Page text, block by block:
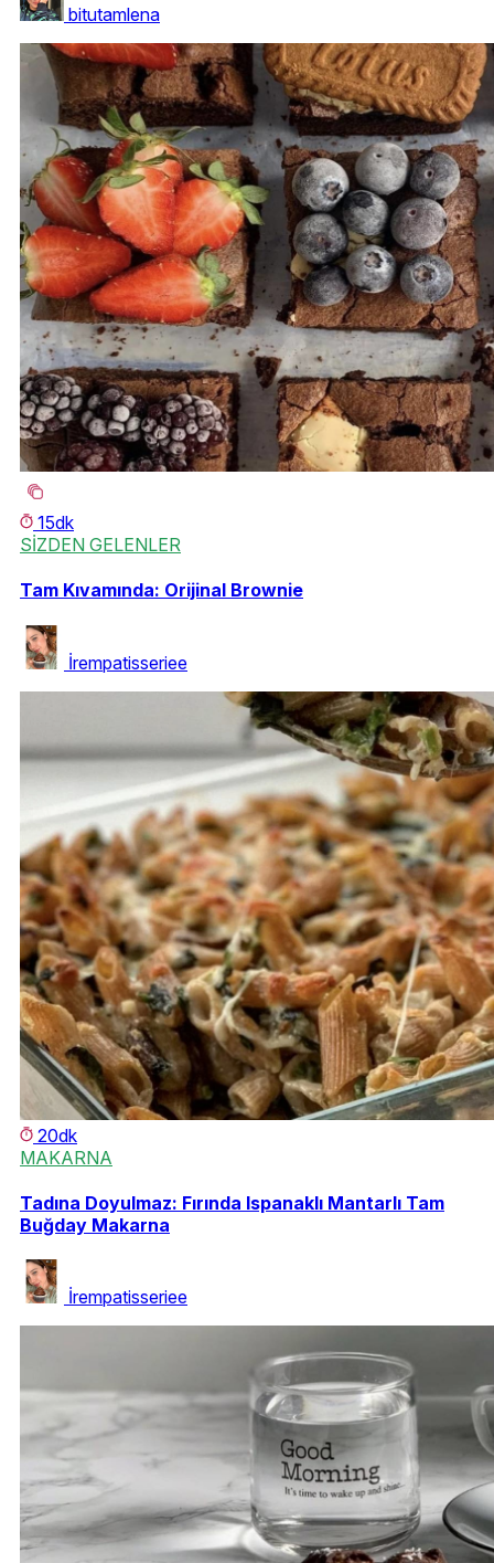
bitutamlena
15dk
SİZDEN GELENLER
Tam Kıvamında: Orijinal Brownie
İrempatisseriee
20dk
MAKARNA
Tadına Doyulmaz: Fırında Ispanaklı Mantarlı Tam
Buğday Makarna
İrempatisseriee